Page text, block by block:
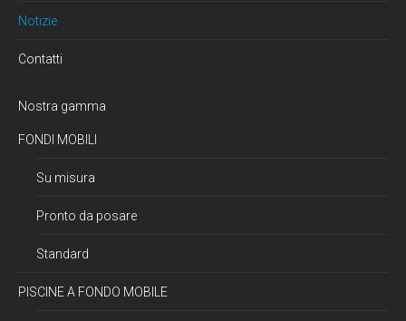
Notizie
Contatti
Nostra gamma
FONDI MOBILI
Su misura
Pronto da posare
Standard
PISCINE A FONDO MOBILE